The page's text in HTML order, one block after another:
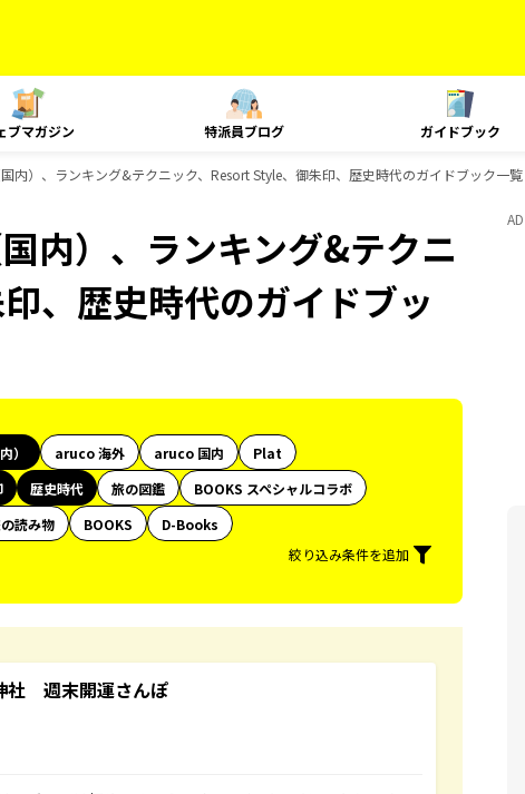
ブマガジン 特派員ブログ ガイドブック
内）、ランキング&テクニック、Resort Style、御朱印、歴史時代のガイドブック一覧
内）、ランキング&テクニ
、歴史時代のガイドブッ
） aruco 海外 aruco 国内
Plat
歴史時代 旅の図鑑
BOOKS スペシャルコラボ
読み物 BOOKS
D-Books
絞り込み条件を追加
社 週末開運さんぽ
AD